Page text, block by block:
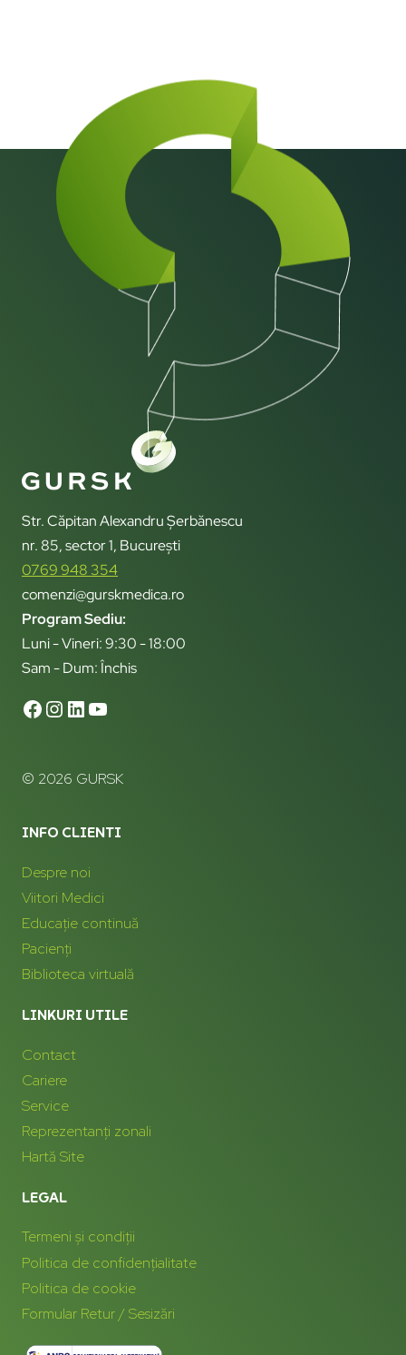
Str. Căpitan Alexandru Șerbănescu
nr. 85, sector 1, București
0769 948 354
comenzi@gurskmedica.ro
Program Sediu:
Luni - Vineri: 9:30 - 18:00
Sam - Dum: Închis
© 2026 GURSK
INFO CLIENTI
Despre noi
Viitori Medici
Educație continuă
Pacienți
Biblioteca virtuală
LINKURI UTILE
Contact
Cariere
Service
Reprezentanți zonali
Hartă Site
LEGAL
Termeni și condiții
Politica de confidențialitate
Politica de cookie
Formular Retur / Sesizări